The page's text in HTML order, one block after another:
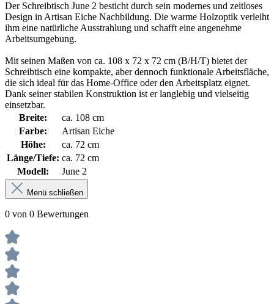
Der Schreibtisch June 2 besticht durch sein modernes und zeitloses
Design in Artisan Eiche Nachbildung. Die warme Holzoptik verleiht
ihm eine natürliche Ausstrahlung und schafft eine angenehme
Arbeitsumgebung.
Mit seinen Maßen von ca. 108 x 72 x 72 cm (B/H/T) bietet der
Schreibtisch eine kompakte, aber dennoch funktionale Arbeitsfläche,
die sich ideal für das Home-Office oder den Arbeitsplatz eignet.
Dank seiner stabilen Konstruktion ist er langlebig und vielseitig
einsetzbar.
Breite:
ca. 108 cm
Farbe:
Artisan Eiche
Höhe:
ca. 72 cm
Länge/Tiefe: ca. 72 cm
Modell:
June 2
Menü schließen
0 von 0 Bewertungen